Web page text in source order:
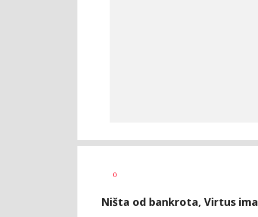
AUTOR
0
Ništa od bankrota, Virtus